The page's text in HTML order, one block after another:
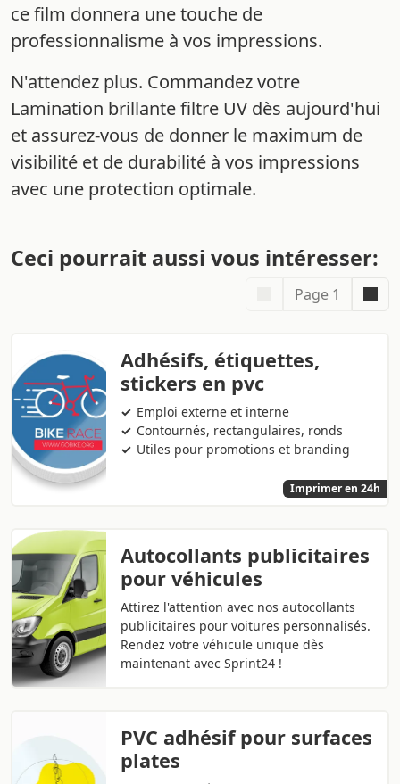
ce film donnera une touche de
professionnalisme à vos impressions.
N'attendez plus. Commandez votre
Lamination brillante filtre UV dès aujourd'hui
et assurez-vous de donner le maximum de
visibilité et de durabilité à vos impressions
avec une protection optimale.
Ceci pourrait aussi vous intéresser:
Page 1
Adhésifs, étiquettes,
stickers en pvc
Emploi externe et interne
Contournés, rectangulaires, ronds
Utiles pour promotions et branding
Imprimer en 24h
Autocollants publicitaires
pour véhicules
Attirez l'attention avec nos autocollants
publicitaires pour voitures personnalisés.
Rendez votre véhicule unique dès
maintenant avec Sprint24 !
PVC adhésif pour surfaces
plates